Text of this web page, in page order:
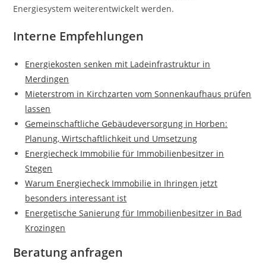
Energiesystem weiterentwickelt werden.
Interne Empfehlungen
Energiekosten senken mit Ladeinfrastruktur in
Merdingen
Mieterstrom in Kirchzarten vom Sonnenkaufhaus prüfen
lassen
Gemeinschaftliche Gebäudeversorgung in Horben:
Planung, Wirtschaftlichkeit und Umsetzung
Energiecheck Immobilie für Immobilienbesitzer in
Stegen
Warum Energiecheck Immobilie in Ihringen jetzt
besonders interessant ist
Energetische Sanierung für Immobilienbesitzer in Bad
Krozingen
Beratung anfragen